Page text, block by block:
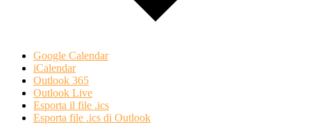
Google Calendar
iCalendar
Outlook 365
Outlook Live
Esporta il file .ics
Esporta file .ics di Outlook